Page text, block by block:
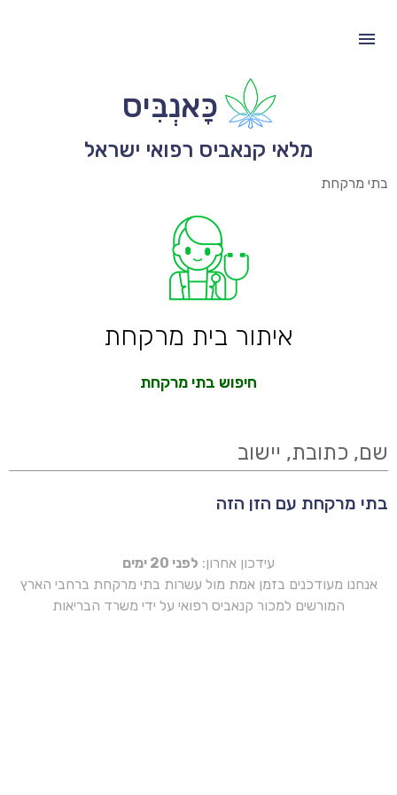
כָּאנְבִּיס
מלאי קנאביס רפואי ישראל
בתי מרקחת
איתור בית מרקחת
חיפוש בתי מרקחת
שם, כתובת, יישוב
בתי מרקחת עם הזן הזה
עידכון אחרון: לפני 20 ימים
אנחנו מעודכנים בזמן אמת מול עשרות בתי מרקחת ברחבי הארץ
המורשים למכור קנאביס רפואי על ידי משרד הבריאות